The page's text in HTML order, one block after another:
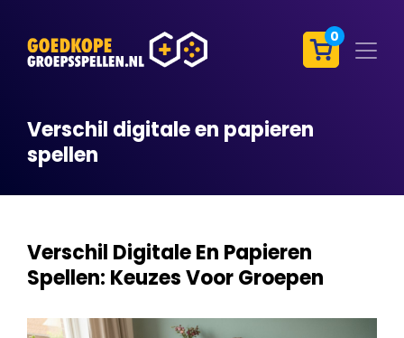
0
Verschil digitale en papieren
spellen
Verschil Digitale En Papieren
Spellen: Keuzes Voor Groepen